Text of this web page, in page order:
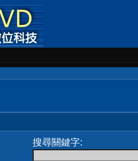
搜尋關鍵字: